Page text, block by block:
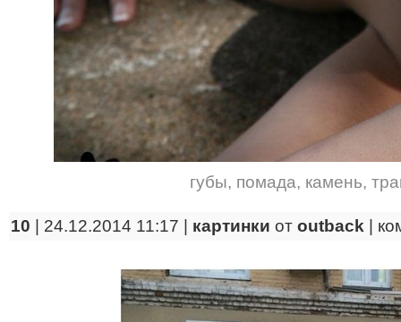
губы, помада, камень,
10 | 24.12.2014 11:17 | картинки от outback